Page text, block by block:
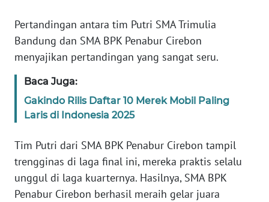
Pertandingan antara tim Putri SMA Trimulia
Bandung dan SMA BPK Penabur Cirebon
menyajikan pertandingan yang sangat seru.
Baca Juga:
Gakindo Rilis Daftar 10 Merek Mobil Paling
Laris di Indonesia 2025
Tim Putri dari SMA BPK Penabur Cirebon tampil
trengginas di laga final ini, mereka praktis selalu
unggul di laga kuarternya. Hasilnya, SMA BPK
Penabur Cirebon berhasil meraih gelar juara
DISCLAIMER
WN
JAKARTA